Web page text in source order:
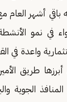
باقي أشهر العام
في نمو
واعدة في
أبرزها طريق
الجوية